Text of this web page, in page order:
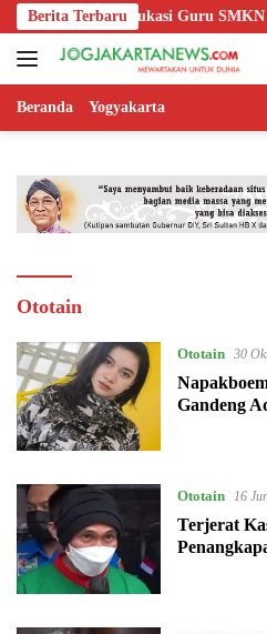
Langsung
ke
konten
Berita Terbaru
Yogyakarta Edukasi Guru SMKN 1
Beranda Yogyakarta
Ototain
Ototain 30
Gandeng
Ototain 16
Terjerat